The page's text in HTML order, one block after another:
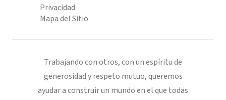
Privacidad
Mapa del Sitio
Trabajando con otros, con un espíritu de
generosidad y respeto mutuo, queremos
ayudar a construir un mundo en el que todas